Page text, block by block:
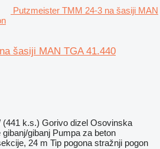
Putzmeister TMM 24-3 na šasiji MAN
šasiji MAN TGA 41.440
(441 k.s.) Gorivo dizel Osovinska
gibanj/gibanj Pumpa za beton
24 m Tip pogona stražnji pogon